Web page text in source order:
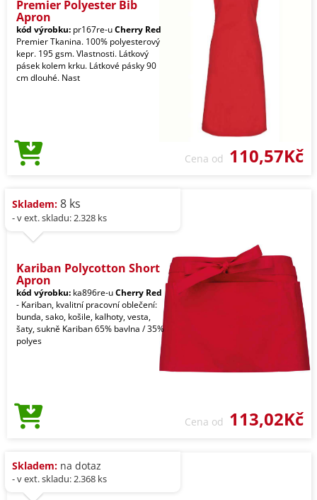
Premier Polyester Bib
Apron
kód výrobku: pr167re-uCherry Red
Premier Tkanina. 100% polyesterový
kepr. 195 gsm. Vlastnosti. Látkový
pásek kolem krku. Látkové pásky 90
cm dlouhé. Nast
Cena od 110,57Kč
Skladem: 8 ks
- v ext. skladu: 2.328 ks
Kariban Polycotton Short
Apron
kód výrobku: ka896re-uCherry Red
- Kariban, kvalitní pracovní oblečení:
bunda, sako, košile, kalhoty, vesta,
šaty, sukně Kariban 65% bavlna / 35%
polyes
Cena od 113,02Kč
Skladem: na dotaz
- v ext. skladu: 2.368 ks